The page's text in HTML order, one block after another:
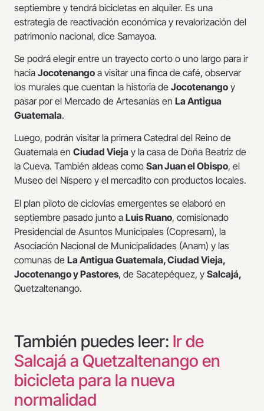
septiembre y tendrá bicicletas en alquiler. Es una
estrategia de reactivación económica y revalorización del
patrimonio nacional, dice Samayoa.
Se podrá elegir entre un trayecto corto o uno largo para ir
hacia Jocotenango a visitar una finca de café, observar
los murales que cuentan la historia de Jocotenango y
pasar por el Mercado de Artesanías en La Antigua
Guatemala.
Luego, podrán visitar la primera Catedral del Reino de
Guatemala en Ciudad Vieja y la casa de Doña Beatriz de
la Cueva. También aldeas como San Juan el Obispo, el
Museo del Níspero y el mercadito con productos locales.
El plan piloto de ciclovías emergentes se elaboró en
septiembre pasado junto a Luis Ruano, comisionado
Presidencial de Asuntos Municipales (Copresam), la
Asociación Nacional de Municipalidades (Anam) y las
comunas de La Antigua Guatemala, Ciudad Vieja,
Jocotenango y Pastores, de Sacatepéquez, y Salcajá,
Quetzaltenango.
También puedes leer: Ir de
Salcajá a Quetzaltenango en
bicicleta para la nueva
normalidad